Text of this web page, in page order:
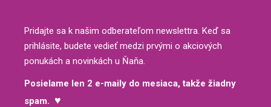
Pridajte sa k našim odberateľom newslettra. Keď sa
prihlásite, budete vedieť medzi prvými o akciových
ponukách a novinkách u Ňaňa.
Posielame len 2 e-maily do mesiaca, takže žiadny
spam. ♥